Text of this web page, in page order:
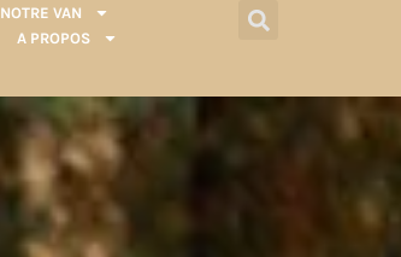
NOTRE VAN
A PROPOS